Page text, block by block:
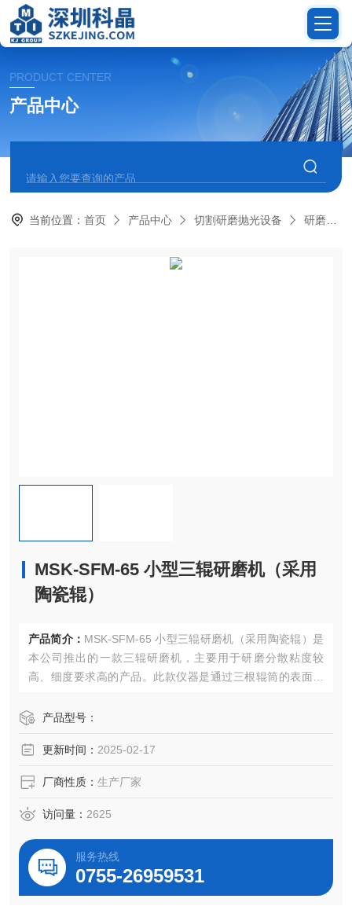
PRODUCT CENTER
产品中心
当前位置：首页 产品中心 切割研磨抛光设备 研磨机
MSK-SFM-65 小型三辊研磨机（采用
陶瓷辊）
产品简介： MSK-SFM-65 小型三辊研磨机（采用陶瓷辊）是
本公司推出的一款三辊研磨机，主要用于研磨分散粘度较
高、细度要求高的产品。此款仪器是通过三根辊筒的表面相
效果。产品型号：
更新时间： 2025-02-17
厂商性质： 生产厂家
访问量： 2625
服务热线
0755-26959531